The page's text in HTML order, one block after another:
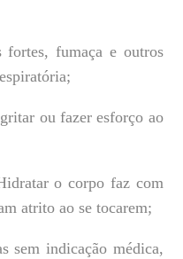
fumaça e outros
ou fazer esforço ao
o corpo faz com
atrito ao se tocarem;
sem indicação médica,